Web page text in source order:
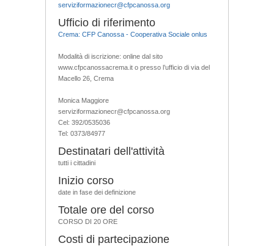
serviziformazionecr@cfpcanossa.org
Ufficio di riferimento
Crema: CFP Canossa - Cooperativa Sociale onlus
Modalità di iscrizione: online dal sito
www.cfpcanossacrema.it o presso l’ufficio di via del
Macello 26, Crema
Monica Maggiore
serviziformazionecr@cfpcanossa.org
Cel: 392/0535036
Tel: 0373/84977
Destinatari dell'attività
tutti i cittadini
Inizio corso
date in fase dei definizione
Totale ore del corso
CORSO DI 20 ORE
Costi di partecipazione